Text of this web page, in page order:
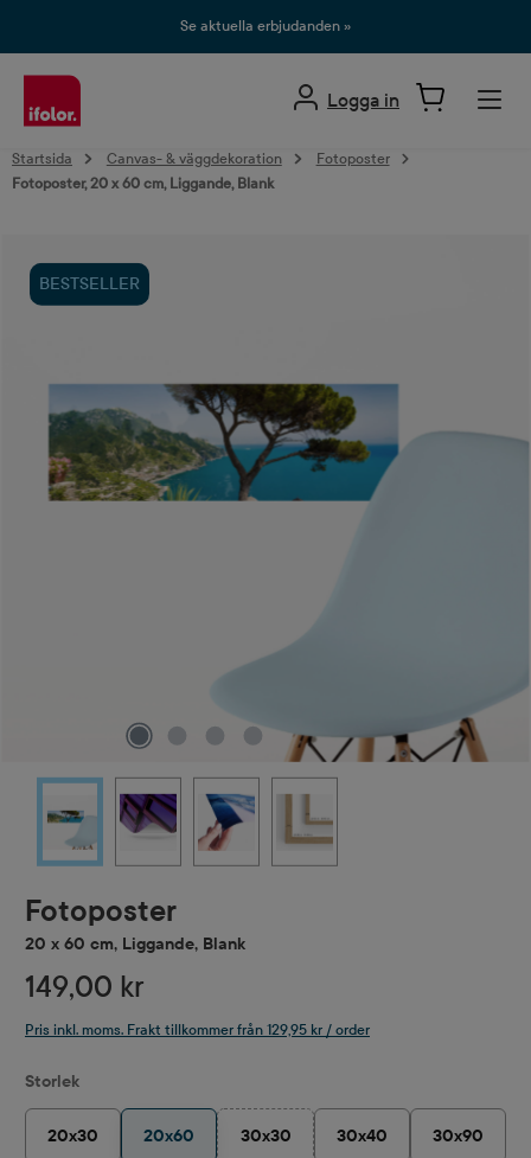
Se aktuella erbjudanden »
Logga in
Startsida Canvas- & väggdekoration
Fotoposter
Fotoposter, 20 x 60 cm, Liggande, Blank
BESTSELLER
Fotoposter
20 x 60 cm, Liggande, Blank
149,00 kr
Pris inkl. moms. Frakt tillkommer från 129,95 kr / order
Välj
Storlek
20x30 20x60 30x30
(Det här alternativet är för närvarande
30x40 30x90